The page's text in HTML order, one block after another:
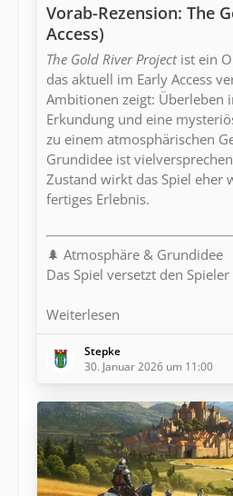
Vorab-Rezension: The
Access)
The Gold River Projectist ein
das aktuell im Early Access
Ambitionen zeigt: Überleben
Erkundung und eine
zu einem atmosphärischen
Grundidee ist
Zustand wirkt das Spiel eher
fertiges Erlebnis.
🌲 Atmosphäre & Grundidee
Das Spiel versetzt den
Weiterlesen
Stepke
30. Januar 2026 um 11:00